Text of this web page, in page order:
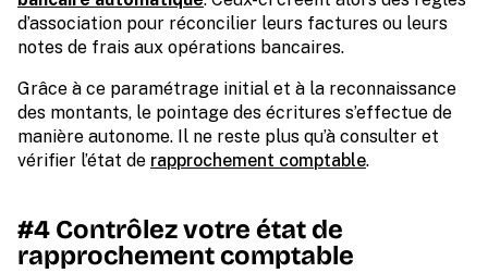
d’association pour réconcilier leurs factures ou leurs
notes de frais aux opérations bancaires.
Grâce à ce paramétrage initial et à la reconnaissance
des montants, le pointage des écritures s’effectue de
manière autonome. Il ne reste plus qu’à consulter et
vérifier l’état de rapprochement comptable.
#4 Contrôlez votre état de
rapprochement comptable